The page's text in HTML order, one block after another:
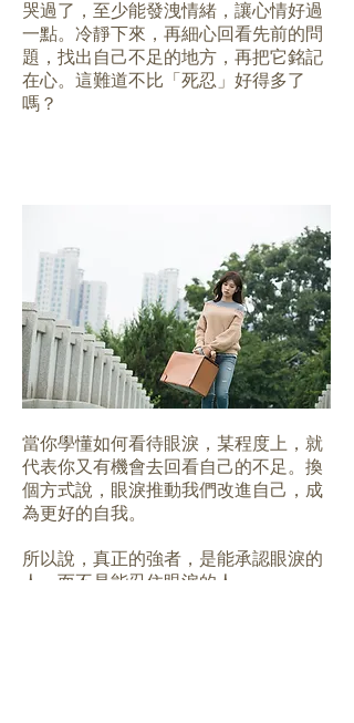
哭過了，至少能發洩情緒，讓心情好過
一點。冷靜下來，再細心回看先前的問
題，找出自己不足的地方，再把它銘記
在心。這難道不比「死忍」好得多了
嗎？
當你學懂如何看待眼淚，某程度上，就
代表你又有機會去回看自己的不足。換
個方式說，眼淚推動我們改進自己，成
為更好的自我。
所以說，真正的強者，是能承認眼淚的
人，而不是能忍住眼淚的人。